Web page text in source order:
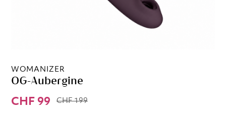
WOMANIZER
OG-Aubergine
CHF 99 CHF 199